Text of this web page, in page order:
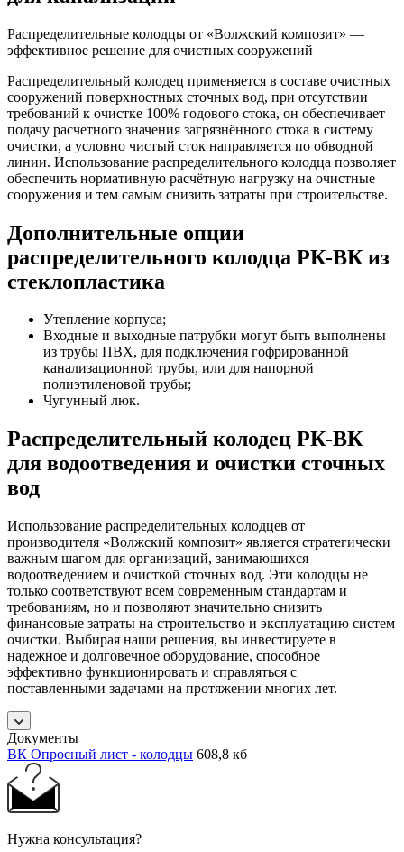
Распределительные колодцы от «Волжский композит» —
эффективное решение для очистных сооружений
Распределительный колодец применяется в составе очистных
сооружений поверхностных сточных вод, при отсутствии
требований к очистке 100% годового стока, он обеспечивает
подачу расчетного значения загрязнённого стока в систему
очистки, а условно чистый сток направляется по обводной
линии. Использование распределительного колодца позволяет
обеспечить нормативную расчётную нагрузку на очистные
сооружения и тем самым снизить затраты при строительстве.
Дополнительные опции
распределительного колодца РК-ВК из
стеклопластика
Утепление корпуса;
Входные и выходные патрубки могут быть выполнены
из трубы ПВХ, для подключения гофрированной
канализационной трубы, или для напорной
полиэтиленовой трубы;
Чугунный люк.
Распределительный колодец РК-ВК
для водоотведения и очистки сточных
вод
Использование распределительных колодцев от
производителя «Волжский композит» является стратегически
важным шагом для организаций, занимающихся
водоотведением и очисткой сточных вод. Эти колодцы не
только соответствуют всем современным стандартам и
требованиям, но и позволяют значительно снизить
финансовые затраты на строительство и эксплуатацию систем
очистки. Выбирая наши решения, вы инвестируете в
надежное и долговечное оборудование, способное
эффективно функционировать и справляться с
поставленными задачами на протяжении многих лет.
Документы
ВК Опросный лист - колодцы 608,8 кб
Нужна консультация?